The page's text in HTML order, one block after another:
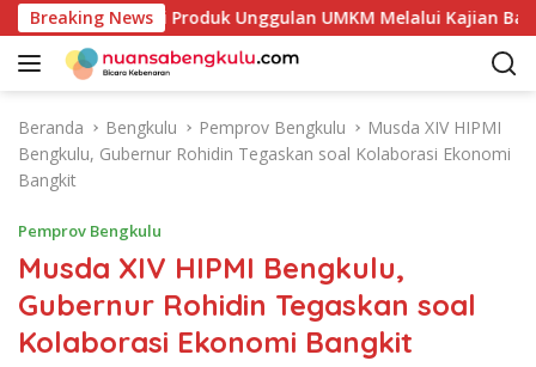
a
Breaking News
Potensi Produk Unggulan UMKM Melalui Kajian Bank
Beranda Bengkulu Pemprov Bengkulu
Musda XIV HIPMI
Bengkulu, Gubernur Rohidin Tegaskan soal Kolaborasi Ekonomi
Bangkit
Pemprov Bengkulu
Musda XIV HIPMI Bengkulu,
Gubernur Rohidin Tegaskan soal
Kolaborasi Ekonomi Bangkit